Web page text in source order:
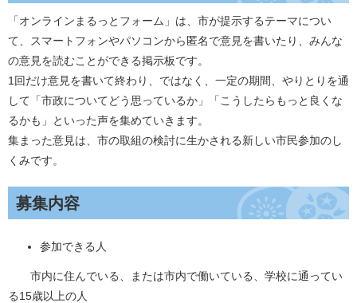
「オンラインまるっとフォーム」は、市が提示するテーマについ
て、スマートフォンやパソコンから匿名で意見を書いたり、みんな
の意見を読むことができる掲示板です。
1回だけ意見を書いて終わり、ではなく、一定の期間、やりとりを通
して「市政についてどう思っているか」「こうしたらもっと良くな
るかも」といった声を集めていきます。
集まった意見は、市の取組の検討に生かされる新しい市民参加のし
くみです。
募集内容
​参加できる人
市内に住んでいる、または市内で働いている、学校に通ってい
る15歳以上の人